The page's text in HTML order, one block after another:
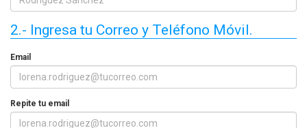
2.- Ingresa tu Correo y Teléfono Móvil.
Email
Repite tu email